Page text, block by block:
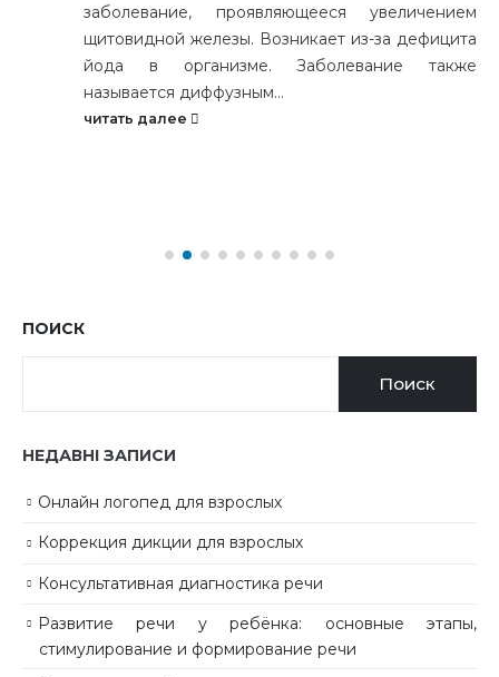
заболевание, проявляющееся увеличением
щитовидной железы. Возникает из-за дефицита
йода в организме. Заболевание также
называется диффузным...
читать далее
ПОИСК
Поиск
НЕДАВНІ ЗАПИСИ
Онлайн логопед для взрослых
Коррекция дикции для взрослых
Консультативная диагностика речи
Развитие речи у ребёнка: основные этапы,
стимулирование и формирование речи